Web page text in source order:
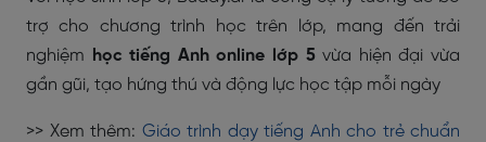
trợ cho chương trình học trên lớp, mang đến trải
nghiệm
học tiếng Anh online lớp 5vừa hiện đại vừa
gần gũi, tạo hứng thú và động lực học tập mỗi ngày
>> Xem thêm: Giáo trình dạy tiếng Anh cho trẻ chuẩn